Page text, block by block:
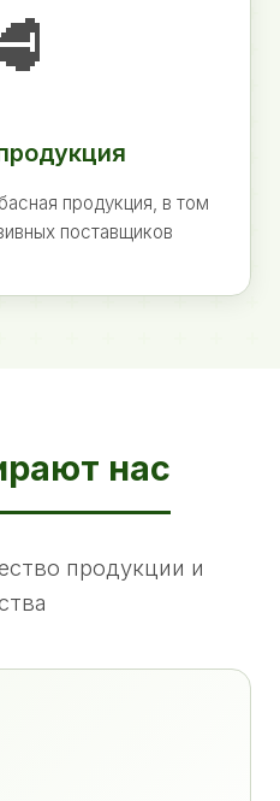
продукция, в том
поставщиков
нас
продукции и